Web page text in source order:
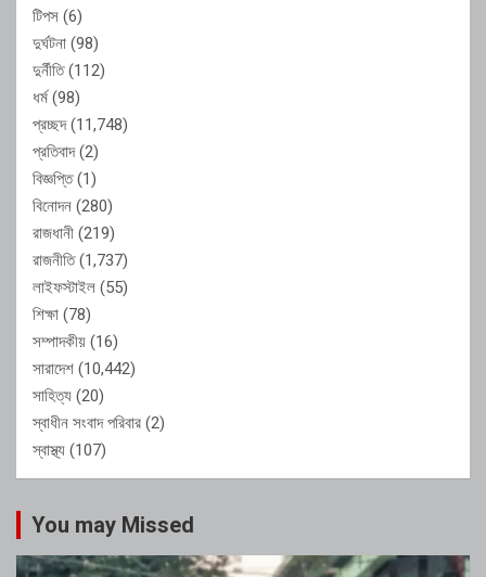
টিপস (6)
দুর্ঘটনা (98)
দুর্নীতি(112)
ধর্ম(98)
প্রচ্ছদ(11,748)
প্রতিবাদ(2)
বিজ্ঞপ্তি(1)
বিনোদন (280)
রাজধানী (219)
রাজনীতি(1,737)
লাইফস্টাইল (55)
শিক্ষা (78)
সম্পাদকীয় (16)
সারাদেশ (10,442)
সাহিত্য (20)
স্বাধীন সংবাদ পরিবার (2)
স্বাস্থ্য (107)
You may Missed